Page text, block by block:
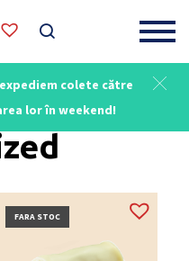
colete către
lor în weekend!
FARA STOC